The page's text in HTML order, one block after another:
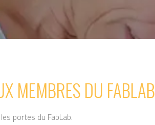
MEMBRES DU FABLAB
portes du FabLab.